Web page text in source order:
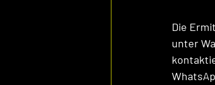
Die
unter